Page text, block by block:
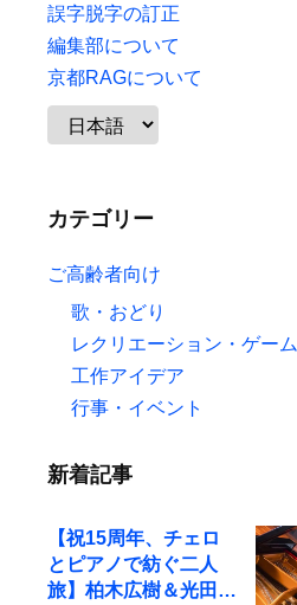
誤字脱字の訂正
編集部について
京都RAGについて
カテゴリー
ご高齢者向け
歌・おどり
レクリエーション・ゲーム
工作アイデア
行事・イベント
新着記事
【祝15周年、チェロ
とピアノで紡ぐ二人
旅】柏木広樹＆光田健